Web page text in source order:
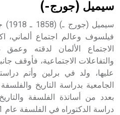
سيميل (جورج-)
فيلسوف وعالم اجتماع ألماني،
الاجتماع الألمان لدقته
والتفاعلات الاجتماعية، فأوقف
عليها، ولد في برلين وأتم
الجامعية بدراسة التاريخ
بعدد من أساتذة الفلسفة